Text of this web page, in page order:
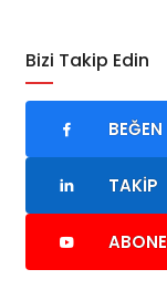
Bizi Takip Edin
BEĞEN
TAKIP
ABONE